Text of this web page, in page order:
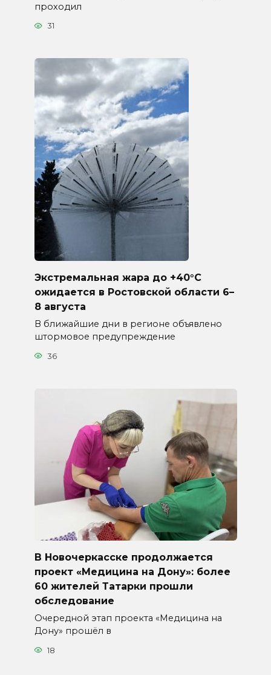
проходил
31
Экстремальная жара до +40°C
ожидается в Ростовской области 6–
8 августа
В ближайшие дни в регионе объявлено
штормовое предупреждение
36
В Новочеркасске продолжается
проект «Медицина на Дону»: более
60 жителей Татарки прошли
обследование
Очередной этап проекта «Медицина на
Дону» прошёл в
18